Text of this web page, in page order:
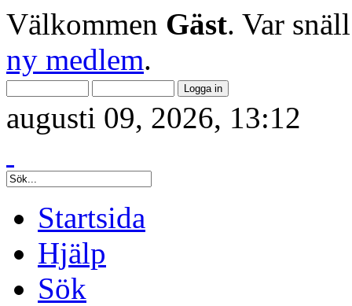
Välkommen Gäst. Var
ny medlem.
augusti 09, 2026, 13:12
Startsida
Hjälp
Sök